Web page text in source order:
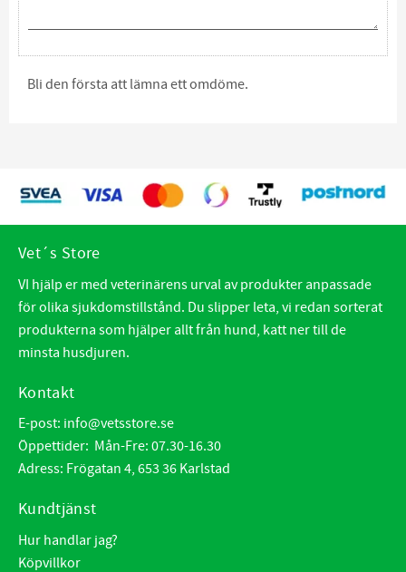
Bli den första att lämna ett omdöme.
Vet´s Store
VI hjälp er med veterinärens urval av produkter anpassade
för olika sjukdomstillstånd. Du slipper leta, vi redan sorterat
produkterna som hjälper allt från hund, katt ner till de
minsta husdjuren.
Kontakt
E-post: info@vetsstore.se
Öppettider: Mån-Fre: 07.30-16.30
Adress: Frögatan 4, 653 36 Karlstad
Kundtjänst
Hur handlar jag?
Köpvillkor